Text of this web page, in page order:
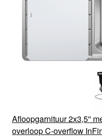
Afloopgarnituur 2x3,5''
overloop C-overflow